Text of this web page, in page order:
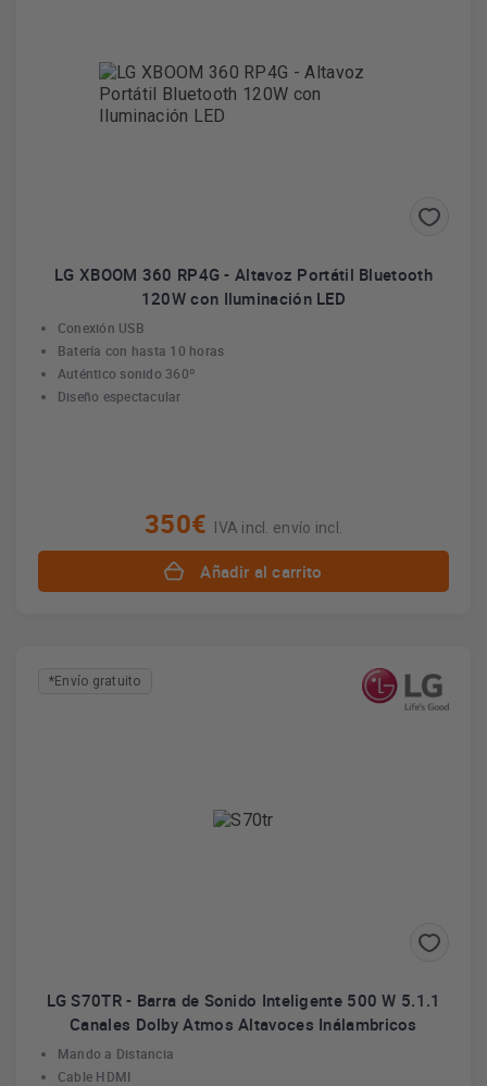
LG XBOOM 360 RP4G - Altavoz Portátil Bluetooth
120W con Iluminación LED
Conexión USB
Batería con hasta 10 horas
Auténtico sonido 360º
Diseño espectacular
350€ IVA incl. envío incl.
Añadir al carrito
*Envío gratuito
LG S70TR - Barra de Sonido Inteligente 500 W 5.1.1
Canales Dolby Atmos Altavoces Inálambricos
Mando a Distancia
Cable HDMI